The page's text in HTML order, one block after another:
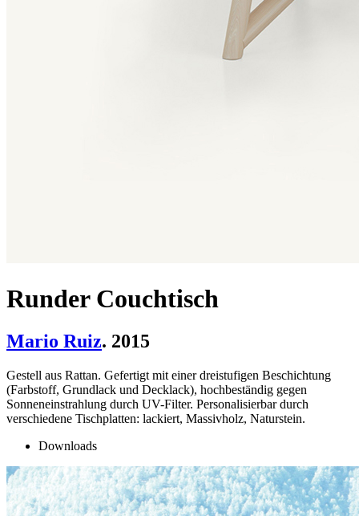
Runder Couchtisch
Mario Ruiz. 2015
Gestell aus Rattan. Gefertigt mit einer dreistufigen Beschichtung
(Farbstoff, Grundlack und Decklack), hochbeständig gegen
Sonneneinstrahlung durch UV-Filter. Personalisierbar durch
verschiedene Tischplatten: lackiert, Massivholz, Naturstein.
Downloads